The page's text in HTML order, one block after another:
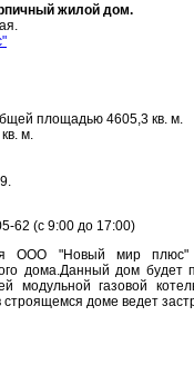
жилой дом.
площадью 4605,3 кв. м.
м.
62 (с 9:00 до 17:00)
ООО "Новый мир плюс"
дома.Данный дом
модульной газовой
доме ведет